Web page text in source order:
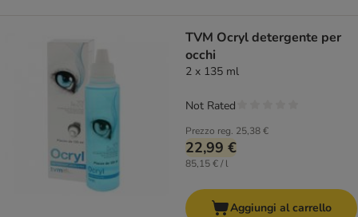
TVM Ocryl detergente per
occhi
2 x 135 ml
Prezzo reg. 25,38 €
22,99 €
85,15 € / l
Not Rated
Aggiungi al carrello